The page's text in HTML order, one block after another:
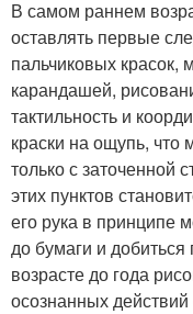
В самом раннем
оставлять первые
пальчиковых красок,
карандашей,
тактильность и
краски на ощупь,
только с
этих пунктов
его рука в принципе
до бумаги и
возрасте до года
осознанных